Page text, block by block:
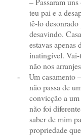
teu pai e a
tê-lo
desavindo.
estavas apenas
inatingível. Vai-
não nos
-
Um casamento
não passa de
convicção a um
não foi
saber de mim
propriedade